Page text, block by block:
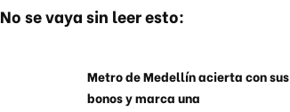
No se vaya sin leer esto:
Metro de Medellín acierta con sus
bonos y marca una